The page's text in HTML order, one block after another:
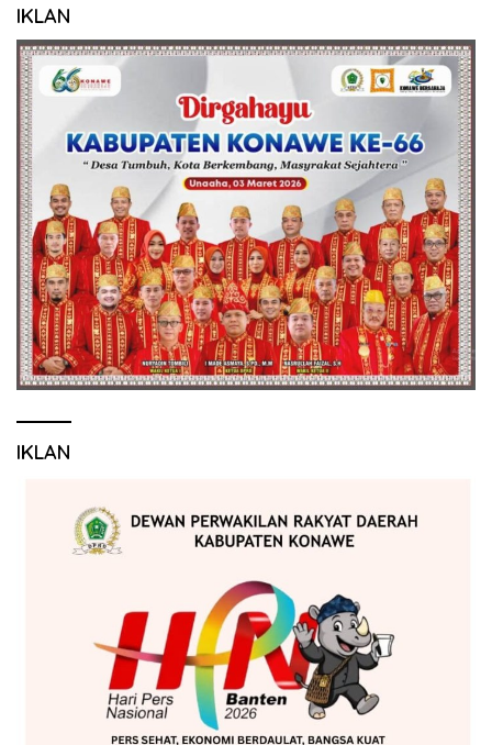
IKLAN
IKLAN